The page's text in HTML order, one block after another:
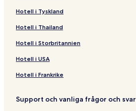
Hotell i Tyskland
Hotell i Thailand
Hotell i Storbritannien
Hotell i USA
Hotell i Frankrike
Support och vanliga frågor och svar